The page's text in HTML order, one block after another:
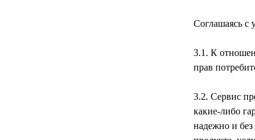
3.1. К
3.2. Сервис
какие-либо
надежно и